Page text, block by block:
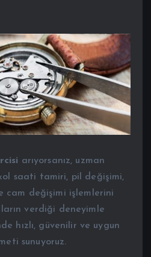
arıyorsanız, uzman
saati tamiri, pil değişimi,
cam değişimi işlemlerini
verdiği deneyimle
hızlı, güvenilir ve uygun
sunuyoruz.